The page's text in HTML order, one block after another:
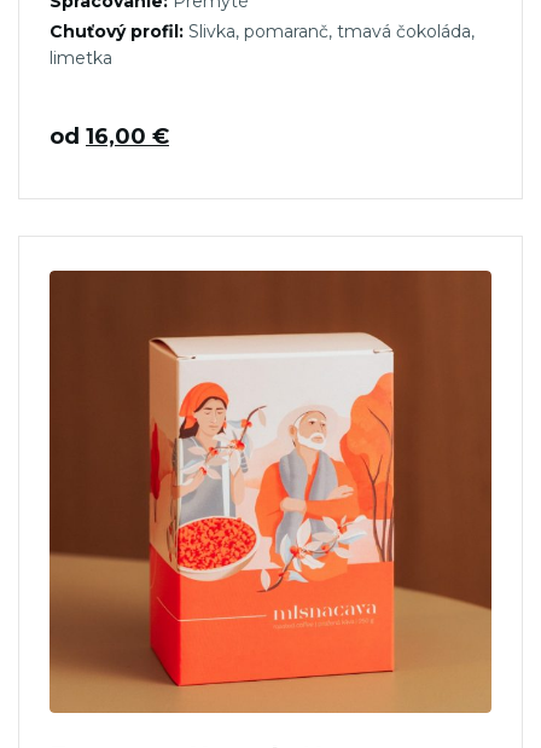
Chuťový profil: Slivka, pomaranč, tmavá čokoláda,
limetka
od 16,00 €